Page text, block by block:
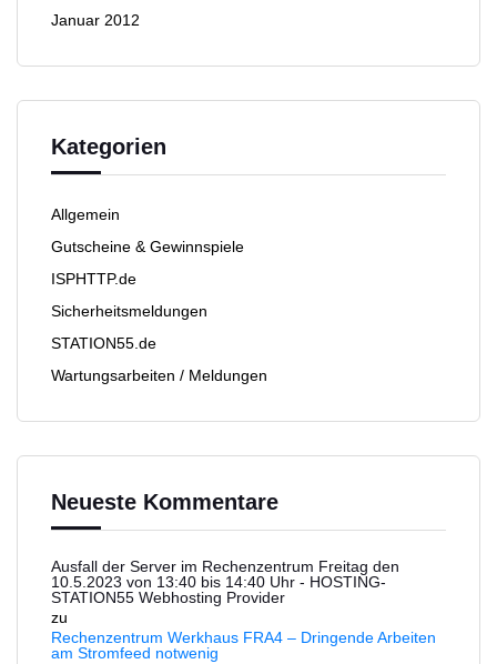
Januar 2012
Kategorien
Allgemein
Gutscheine & Gewinnspiele
ISPHTTP.de
Sicherheitsmeldungen
STATION55.de
Wartungsarbeiten / Meldungen
Neueste Kommentare
Ausfall der Server im Rechenzentrum Freitag den
10.5.2023 von 13:40 bis 14:40 Uhr - HOSTING-
STATION55 Webhosting Provider
zu
Rechenzentrum Werkhaus FRA4 – Dringende Arbeiten
am Stromfeed notwenig